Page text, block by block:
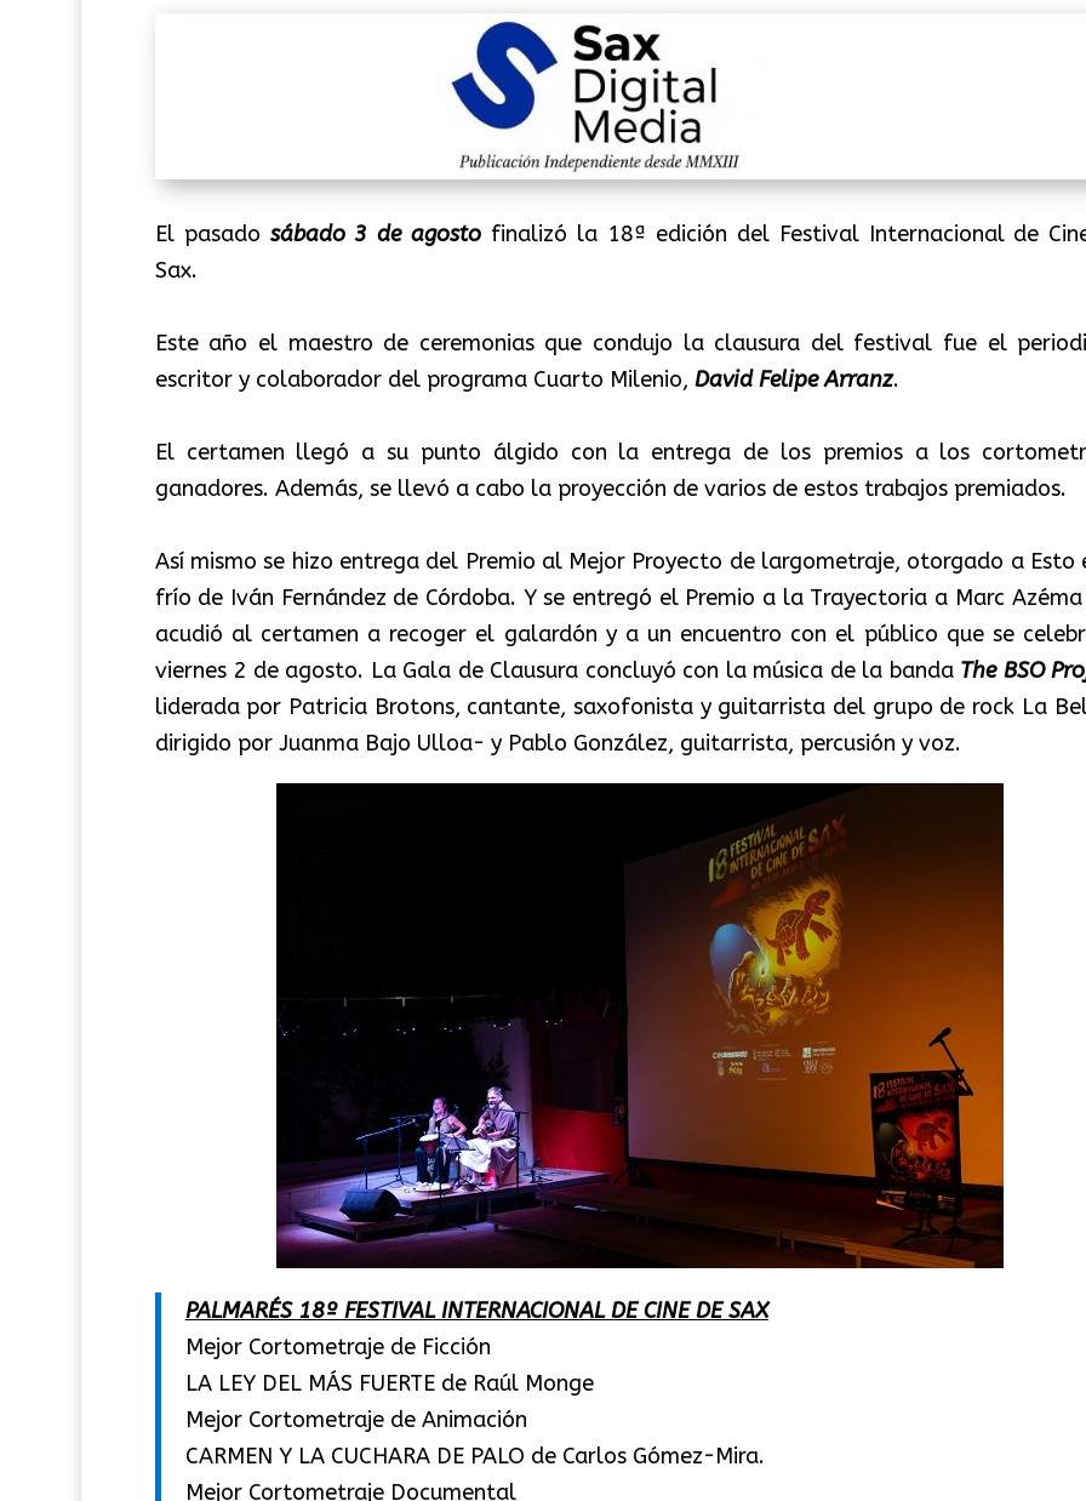
El pasado sábado 3 de agosto finalizó la 18ª edición del Festival Internacional de
Sax.
Este año el maestro de ceremonias que condujo la clausura del festival fue el
escritor y colaborador del programa Cuarto Milenio, David Felipe Arranz.
El certamen llegó a su punto álgido con la entrega de los premios a los
ganadores. Además, se llevó a cabo la proyección de varios de estos trabajos premiados.
Así mismo se hizo entrega del Premio al Mejor Proyecto de largometraje, otorgado aEsto
frío de Iván Fernández de Córdoba. Y se entregó el Premio a la Trayectoria a Marc Azéma
acudió al certamen a recoger el galardón y a un encuentro con el público que se
viernes 2 de agosto. La Gala de Clausura concluyó con la música de la banda TheBSO
liderada por Patricia Brotons, cantante, saxofonista y guitarrista del grupo de rock La
dirigido por Juanma Bajo Ulloa- y Pablo González, guitarrista, percusión y voz.
PALMARÉS 18º FESTIVAL INTERNACIONAL DE CINE DE SAX
Mejor Cortometraje de Ficción
LA LEY DEL MÁS FUERTE de Raúl Monge
Mejor Cortometraje de Animación
CARMEN Y LA CUCHARA DE PALO de Carlos Gómez-Mira.
Mejor Cortometraje Documental